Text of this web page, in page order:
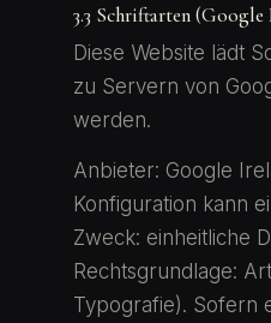
3.3 Schriftarten (Google
Diese Website lädt
zu Servern von
werden.
Anbieter: Google
Konfiguration kann
Zweck: einheitliche
Rechtsgrundlage:
Typografie). Sofern